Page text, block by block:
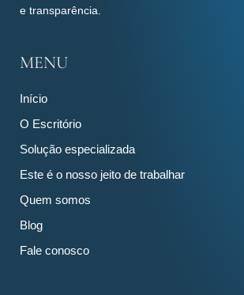
e transparência.
MENU
Início
O Escritório
Solução especializada
Este é o nosso jeito de trabalhar
Quem somos
Blog
Fale conosco